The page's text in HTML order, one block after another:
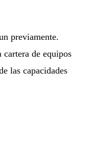
previamente.
de equipos
las capacidades